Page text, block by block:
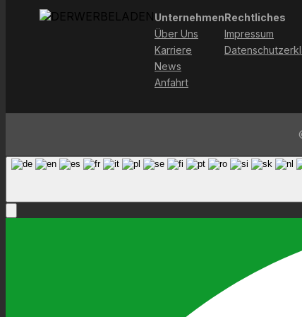
Unternehmen
Über Uns
Karriere
News
Anfahrt
Rechtliches
Impressum